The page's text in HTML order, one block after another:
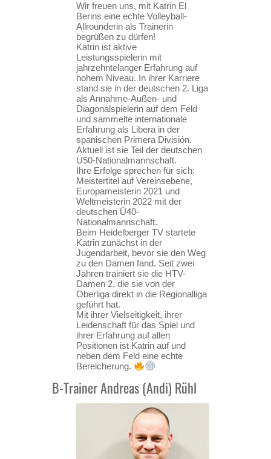
Wir freuen uns, mit Katrin El
Berins eine echte Volleyball-
Allrounderin als Trainerin
begrüßen zu dürfen!
Katrin ist aktive
Leistungsspielerin mit
jahrzehntelanger Erfahrung auf
hohem Niveau. In ihrer Karriere
stand sie in der deutschen 2. Liga
als Annahme-Außen- und
Diagonalspielerin auf dem Feld
und sammelte internationale
Erfahrung als Libera in der
spanischen Primera División.
Aktuell ist sie Teil der deutschen
Ü50-Nationalmannschaft.
Ihre Erfolge sprechen für sich:
Meistertitel auf Vereinsebene,
Europameisterin 2021 und
Weltmeisterin 2022 mit der
deutschen Ü40-
Nationalmannschaft.
Beim Heidelberger TV startete
Katrin zunächst in der
Jugendarbeit, bevor sie den Weg
zu den Damen fand. Seit zwei
Jahren trainiert sie die HTV-
Damen 2, die sie von der
Oberliga direkt in die Regionalliga
geführt hat.
Mit ihrer Vielseitigkeit, ihrer
Leidenschaft für das Spiel und
ihrer Erfahrung auf allen
Positionen ist Katrin auf und
neben dem Feld eine echte
Bereicherung.
B-Trainer Andreas (Andi) Rühl